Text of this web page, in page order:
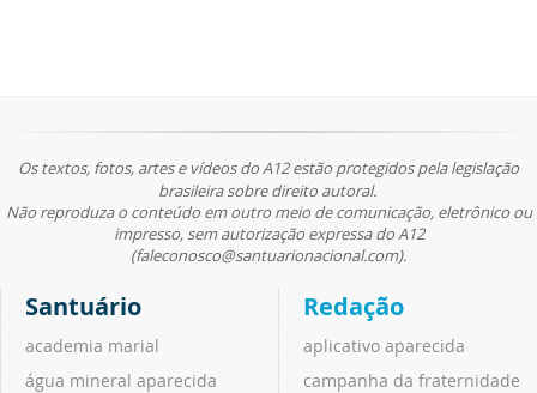
Os textos, fotos, artes e vídeos do A12 estão protegidos pela legislação
brasileira sobre direito autoral.
Não reproduza o conteúdo em outro meio de comunicação, eletrônico ou
impresso, sem autorização expressa do A12
(faleconosco@santuarionacional.com).
Santuário
academia marial
água mineral aparecida
Redação
aplicativo aparecida
campanha da fraternidade